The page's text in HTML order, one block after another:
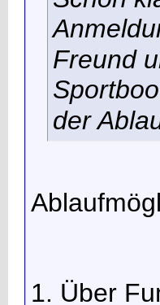
Freund
der
1. Über